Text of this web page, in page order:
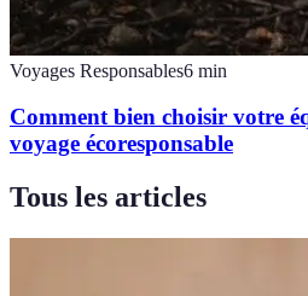
Voyages Responsables6 min
Comment bien choisir votre
voyage écoresponsable
Tous les articles